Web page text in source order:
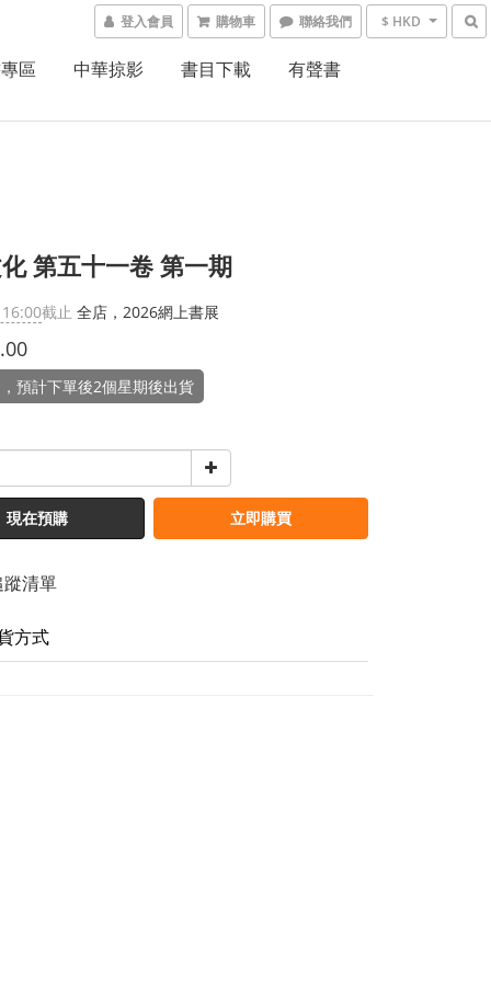
登入會員 購物車 聯絡我們 $ HKD
區 中華掠影 書目下載 有聲書
第五十一卷 第一期
截止 全店，2026網上書展
預計下單後2個星期後出貨
現在預購 立即購買
清單
方式